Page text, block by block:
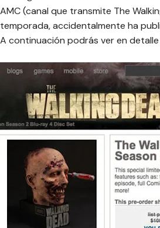
AMC (canal que transmite The
temporada, accidentalmente ha
A continuación podrás ver en